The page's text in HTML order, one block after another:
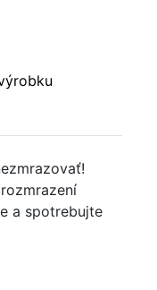
a spotrebujte